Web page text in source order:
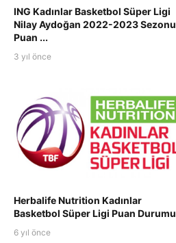
ING Kadınlar Basketbol Süper Ligi
Nilay Aydoğan 2022-2023 Sezonu
Puan ...
3 yıl önce
Herbalife Nutrition Kadınlar
Basketbol Süper Ligi Puan Durumu
6 yıl önce